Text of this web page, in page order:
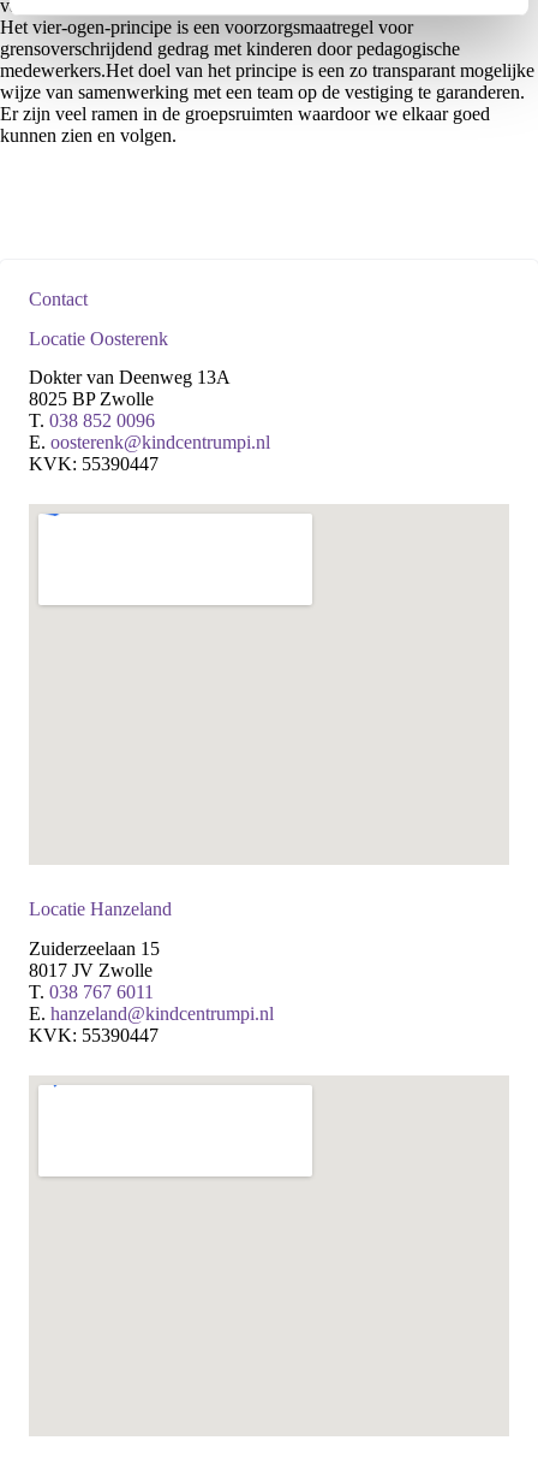
van Kindcentrum Pi.
Het vier-ogen-principe is een voorzorgsmaatregel voor
grensoverschrijdend gedrag met kinderen door pedagogische
medewerkers.Het doel van het principe is een zo transparant mogelijke
wijze van samenwerking met een team op de vestiging te garanderen.
Er zijn veel ramen in de groepsruimten waardoor we elkaar goed
kunnen zien en volgen.
Contact
Locatie Oosterenk
Dokter van Deenweg 13A
8025 BP Zwolle
T. 038 852 0096
E. oosterenk@kindcentrumpi.nl
KVK: 55390447
Locatie Hanzeland
Zuiderzeelaan 15
8017 JV Zwolle
T. 038 767 6011
E. hanzeland@kindcentrumpi.nl
KVK: 55390447